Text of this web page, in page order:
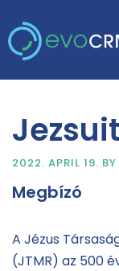
to
content
2022. APRIL 19. BY
Megbízó
A Jézus
(JTMR) az 500